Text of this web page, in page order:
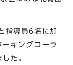
指導員6名に加
キングコーラ
た。